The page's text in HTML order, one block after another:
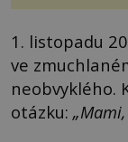
1. listopadu
ve
neobvyklého.
otázku: